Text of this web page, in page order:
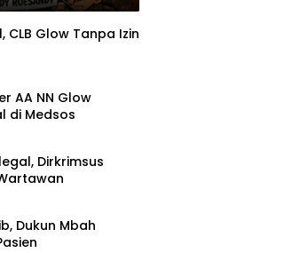
CLB Glow Tanpa Izin
AA NN Glow
di Medsos
Dirkrimsus
Dukun Mbah